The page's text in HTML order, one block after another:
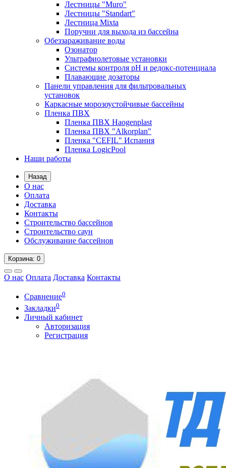
Лестницы "Muro"
Лестницы "Standart"
Лестница Mixta
Поручни для выхода из бассейна
Обеззараживание воды
Озонатор
Ультрафиолетовые установки
Системы контроля рН и редокс-потенциала
Плавающие дозаторы
Панели управления для фильтровальных
установок
Каркасные морозоустойчивые бассейны
Пленка ПВХ
Пленка ПВХ Haogenplast
Пленка ПВХ "Alkorplan"
Пленка "CEFIL" Испания
Пленка LogicPool
Наши работы
Назад
О нас
Оплата
Доставка
Контакты
Строительство бассейнов
Строительство саун
Обслуживание бассейнов
Корзина: 0
О нас Оплата Доставка Контакты
Сравнение0
Закладки0
Личный кабинет
Авторизация
Регистрация